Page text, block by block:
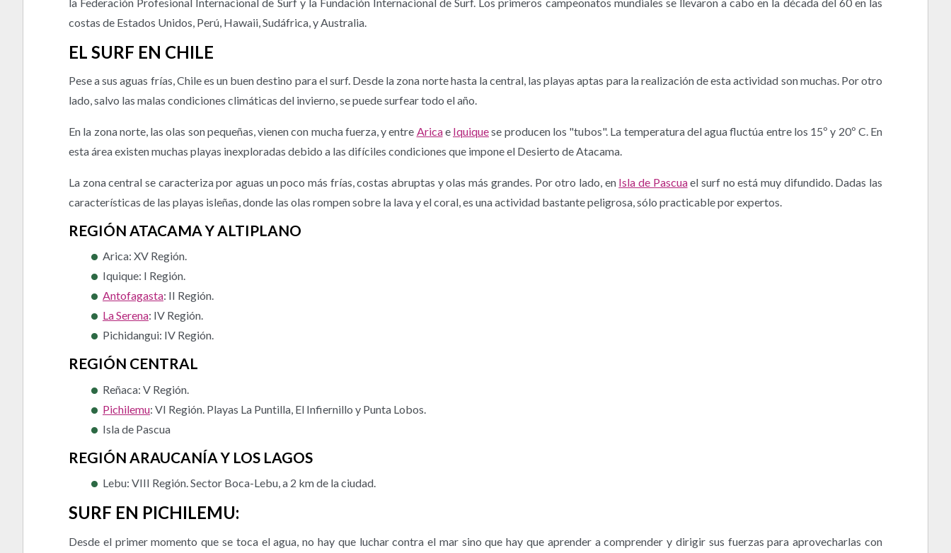
costas de Estados Unidos, Perú, Hawaii, Sudáfrica, y Australia.
EL SURF EN CHILE
Pese a sus aguas frías, Chile es un buen destino para el surf. Desde la zona norte hasta la central, las playas aptas para la realización de esta actividad son muchas. Por otro
lado, salvo las malas condiciones climáticas del invierno, se puede surfear todo el año.
En la zona norte, las olas son pequeñas, vienen con mucha fuerza, y entre Aricae Iquiquese producen los "tubos". La temperatura del agua fluctúa entre los 15º y 20º C. En
esta área existen muchas playas inexploradas debido a las difíciles condiciones que impone el Desierto de Atacama.
La zona central se caracteriza por aguas un poco más frías, costas abruptas y olas más grandes. Por otro lado, en Isla de Pascuael surf no está muy difundido. Dadas las
características de las playas isleñas, donde las olas rompen sobre la lava y el coral, es una actividad bastante peligrosa, sólo practicable por expertos.
REGIÓN ATACAMA Y ALTIPLANO
Arica: XV Región.
Iquique: I Región.
Antofagasta: II Región.
La Serena: IV Región.
Pichidangui: IV Región.
REGIÓN CENTRAL
Reñaca: V Región.
Pichilemu: VI Región. Playas La Puntilla, El Infiernillo y Punta Lobos.
Isla de Pascua
REGIÓN ARAUCANÍA Y LOS LAGOS
Lebu: VIII Región. Sector Boca-Lebu, a 2 km de la ciudad.
SURF EN PICHILEMU:
Desde el primer momento que se toca el agua, no hay que luchar contra el mar sino que hay que aprender a comprender y dirigir sus fuerzas para aprovecharlas con